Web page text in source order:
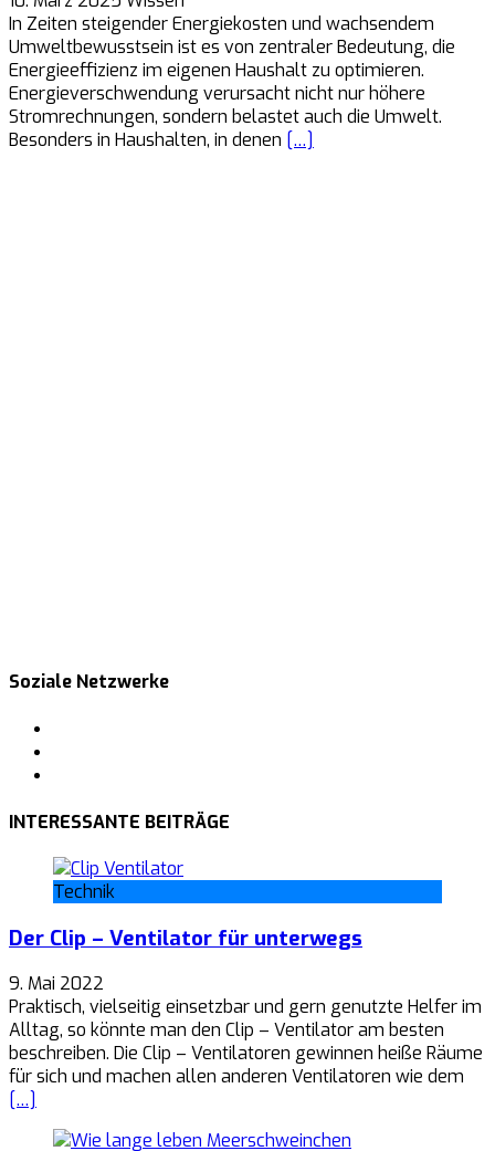
In Zeiten steigender Energiekosten und wachsendem
Umweltbewusstsein ist es von zentraler Bedeutung, die
Energieeffizienz im eigenen Haushalt zu optimieren.
Energieverschwendung verursacht nicht nur höhere
Stromrechnungen, sondern belastet auch die Umwelt.
Besonders in Haushalten, in denen […]
Soziale Netzwerke
INTERESSANTE BEITRÄGE
Technik
Der Clip – Ventilator für unterwegs
9. Mai 2022
Praktisch, vielseitig einsetzbar und gern genutzte Helfer im
Alltag, so könnte man den Clip – Ventilator am besten
beschreiben. Die Clip – Ventilatoren gewinnen heiße Räume
für sich und machen allen anderen Ventilatoren wie dem
[…]